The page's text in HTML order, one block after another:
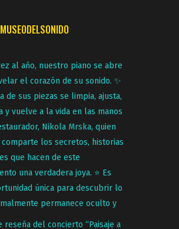
MUSEODELSONIDO